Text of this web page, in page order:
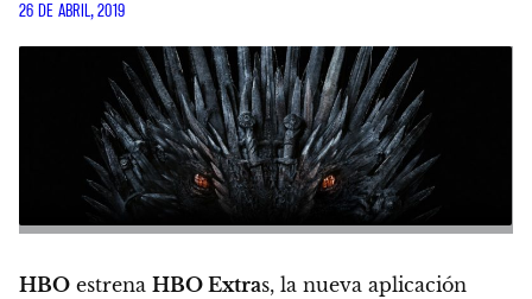
26 DE ABRIL, 2019
HBO estrena HBO Extras, la nueva aplicación